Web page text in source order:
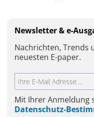
Newsletter & e-
Nachrichten, Trends
neuesten E-paper.
Mit Ihrer Anmeldung
Datenschutz-